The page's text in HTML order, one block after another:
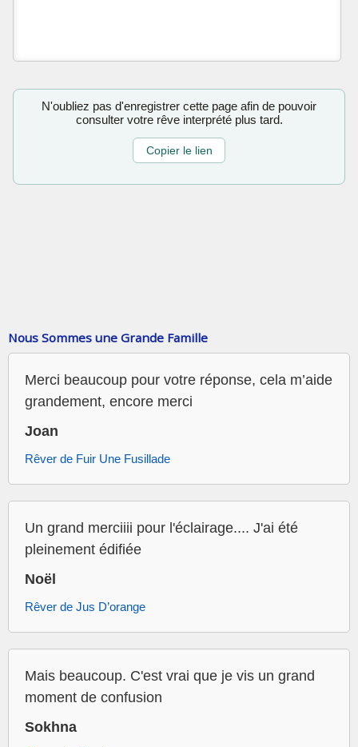
N'oubliez pas d'enregistrer cette page afin de pouvoir
consulter votre rêve interprété plus tard.
Copier le lien
Nous Sommes une Grande Famille
Merci beaucoup pour votre réponse, cela m’aide
grandement, encore merci
Joan
Rêver de Fuir Une Fusillade
Un grand merciiii pour l'éclairage.... J'ai été
pleinement édifiée
Noël
Rêver de Jus D’orange
Mais beaucoup. C'est vrai que je vis un grand
moment de confusion
Sokhna